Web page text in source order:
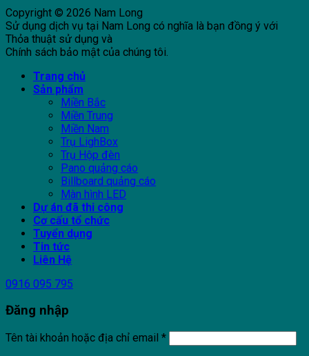
Copyright © 2026 Nam Long
Sử dụng dịch vụ tại Nam Long có nghĩa là bạn đồng ý với
Thỏa thuật sử dụng và
Chính sách bảo mật của chúng tôi.
Trang chủ
Sản phẩm
Miền Bắc
Miền Trung
Miền Nam
Trụ LighBox
Trụ Hộp đèn
Pano quảng cáo
Billboard quảng cáo
Màn hình LED
Dự án đã thi công
Cơ cấu tổ chức
Tuyển dụng
Tin tức
Liên Hệ
0916 095 795
Đăng nhập
Tên tài khoản hoặc địa chỉ email *